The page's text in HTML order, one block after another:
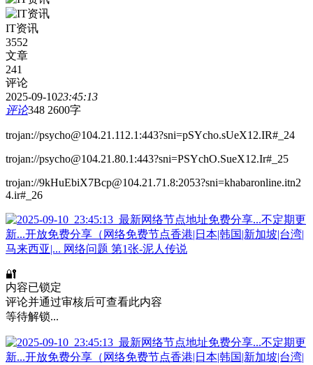
IT资讯
3552
文章
241
评论
2025-09-1023:45:13
评论348 2600字
trojan://psycho@104.21.112.1:443?sni=pSYcho.sUeX12.IR#_24
trojan://psycho@104.21.80.1:443?sni=PSYchO.SueX12.Ir#_25
trojan://9kHuEbiX7Bcp@104.21.71.8:2053?sni=khabaronline.itn2
4.ir#_26
🔐
内容已锁定
评论并通过审核后可查看此内容
等待解锁...